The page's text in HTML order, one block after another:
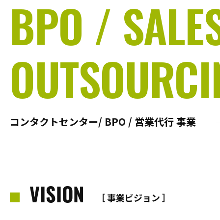
BPO /
コンタクトセンター/ BPO / 営業代行 事業
VISION ［ 事業ビジョン ］